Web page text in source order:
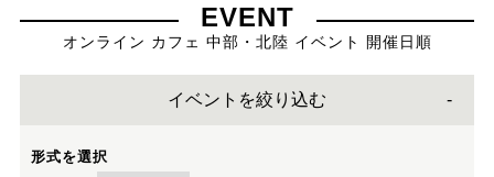
EVENT
オンライン カフェ 中部・北陸 イベント 開催日順
イベントを絞り込む
形式を選択